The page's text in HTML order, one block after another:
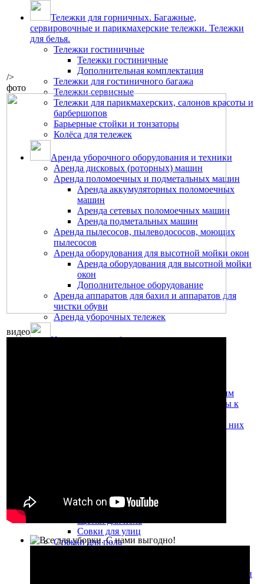
Тележки для горничных. Багажные,
сервировочные и парикмахерские тележки. Тележки
для белья.
Тележки гостиничные
Тележки гостиничные
Дополнительная комплектация
Тележки для гостиничного багажа
Тележки сервисные
Тележки для парикмахерских, салонов красоты и
барбершопов
Барьерные стойки и тонзаторы
Колёса для тележек
Аренда уборочного оборудования и техники
Аренда дисковых (роторных) машин
Аренда поломоечных и подметальных машин
Аренда аккумуляторных поломоечных
машин
Аренда сетевых поломоечных машин
Аренда подметальных машин
Аренда пылесосов, пылеводососов, моющих
пылесосов
Аренда оборудования для высотной мойки окон
Аренда оборудования для высотной мойки
окон
Дополнительное оборудование
Аренда аппаратов для бахил и аппаратов для
чистки обуви
Аренда уборочных тележек
Инвентарь для уборки полов
МОПы "Кентукки" и держатели к ним
Флаундеры (плоские швабры), МОПы к
Держатели мопов Vileda и Мопы для них
Щётки и совки
Комплекты совок+щетка
Совки для улиц
Стяжки для пола
Предупреждающие таблички и знаки, держатели
/>
фото
видео